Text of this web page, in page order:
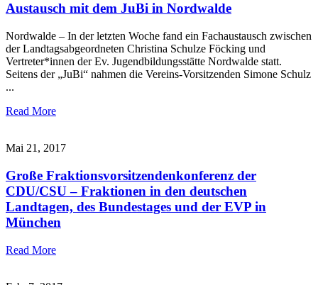
Austausch mit dem JuBi in Nordwalde
Nordwalde – In der letzten Woche fand ein Fachaustausch zwischen
der Landtagsabgeordneten Christina Schulze Föcking und
Vertreter*innen der Ev. Jugendbildungsstätte Nordwalde statt.
Seitens der „JuBi“ nahmen die Vereins-Vorsitzenden Simone Schulz
...
Read More
Mai 21, 2017
Große Fraktionsvorsitzendenkonferenz der
CDU/CSU – Fraktionen in den deutschen
Landtagen, des Bundestages und der EVP in
München
Read More